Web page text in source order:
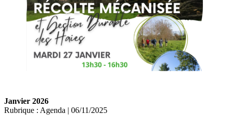
Janvier 2026
Rubrique : Agenda | 06/11/2025